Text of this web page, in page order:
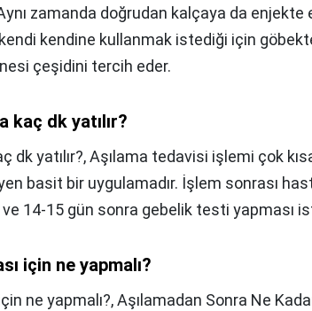
zamanda doğrudan kalçaya da enjekte
kendine kullanmak istediği için
çeşidini tercih eder.
kaç dk yatılır?
dk yatılır?,Aşılama tedavisi işlemi çok
basit bir uygulamadır. İşlem sonrası
14-15 gün sonra gebelik testi yapması
için ne yapmalı?
ne yapmalı?,Aşılamadan Sonra Ne